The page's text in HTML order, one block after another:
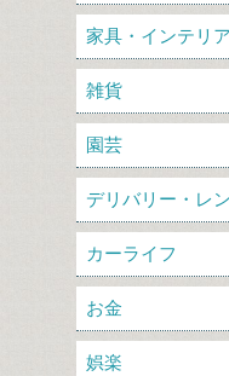
家具・インテリア
雑貨
園芸
デリバリー・レ
カーライフ
お金
娯楽